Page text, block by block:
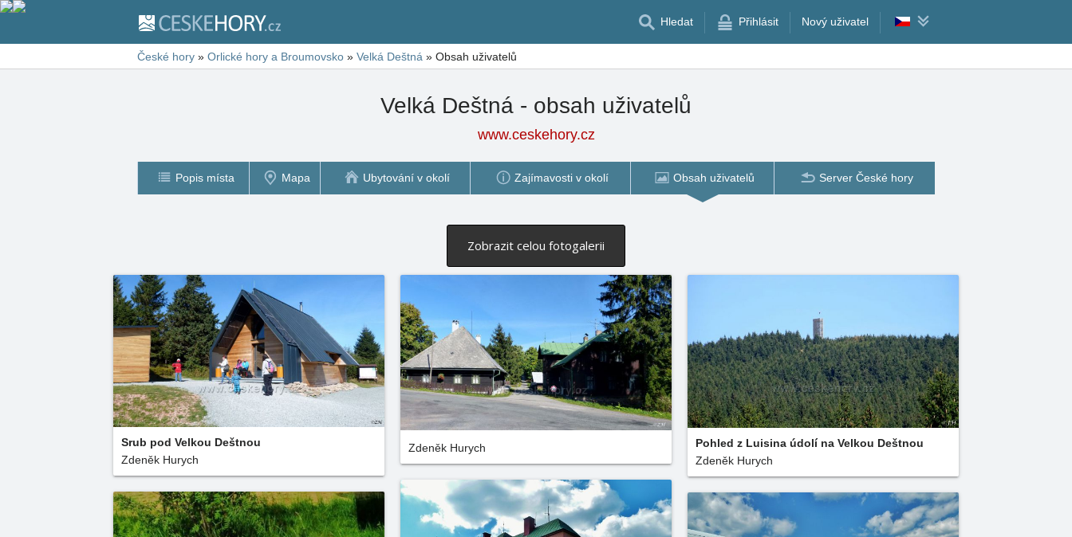
Hledat Přihlásit Nový uživatel
České hory » Orlické hory a Broumovsko » Velká Deštná » Obsah uživatelů
Velká Deštná - obsah uživatelů
www.ceskehory.cz
Popis místa Mapa Ubytování v okolí Zajímavosti v okolí Obsah uživatelů Server České hory
Zobrazit celou fotogalerii
Srub pod Velkou Deštnou
Zdeněk Hurych
Zdeněk Hurych
Pohled z Luisina údolí na Velkou Deštnou
Zdeněk Hurych